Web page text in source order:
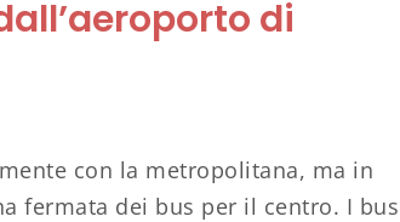
di
con la metropolitana, ma in
fermata dei bus per il centro. I bus